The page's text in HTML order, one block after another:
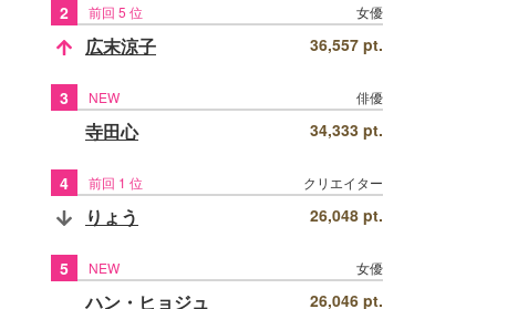
2 前回 5 位 女優
広末涼子 36,557 pt.
3 NEW 俳優
寺田心 34,333 pt.
4 前回 1 位 クリエイター
りょう 26,048 pt.
5 NEW 女優
ハン・ヒョジュ 26,046 pt.